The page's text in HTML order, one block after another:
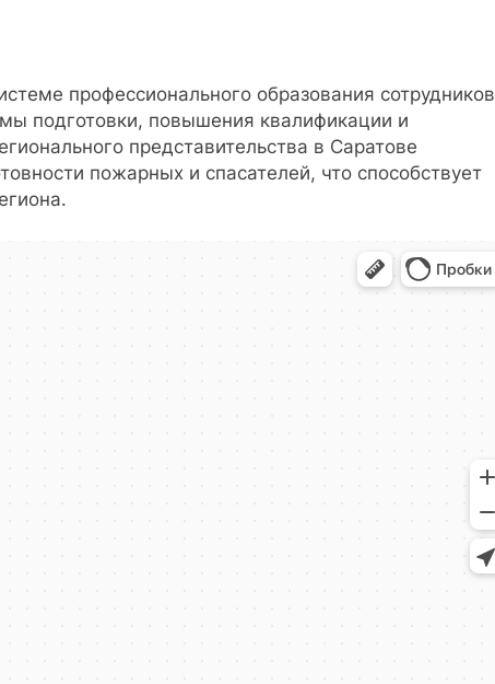
профессионального образования сотрудников
подготовки, повышения квалификации и
представительства в Саратове
пожарных и спасателей, что способствует